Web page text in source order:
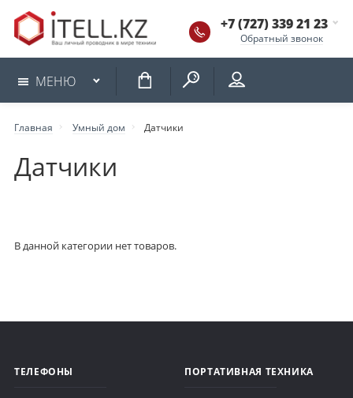
+7 (727) 339 21 23
Обратный звонок
МЕНЮ КОРЗИНА
Главная Умный дом Датчики
Датчики
В данной категории нет товаров.
ТЕЛЕФОНЫ ПОРТАТИВНАЯ ТЕХНИКА